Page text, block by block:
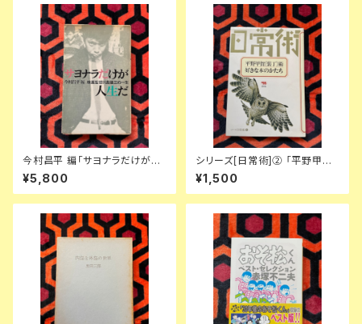
今村昌平 編「サヨナラだけが人
生だ 映画監督川島雄三の一生」
初版 ノーベル書房 フランキー堺
若尾文子
¥5,800
シリーズ[日常術]② 「平野甲賀
[装丁]術・好きな本のかたち」晶
文社
¥1,500